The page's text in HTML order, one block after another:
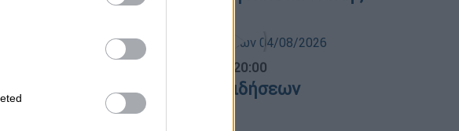
04.08.2026 20:00
Κεντρικό δελτίο ειδήσεων
04/08/2026